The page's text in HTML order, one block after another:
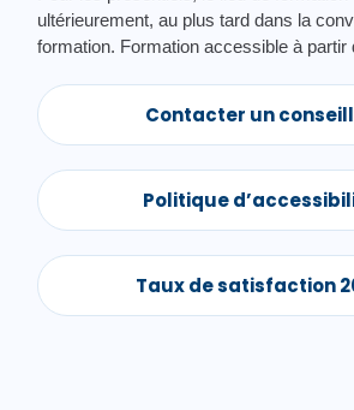
ultérieurement, au plus tard dans la
formation. Formation accessible à partir
Contacter un
Politique
Taux de satisfaction